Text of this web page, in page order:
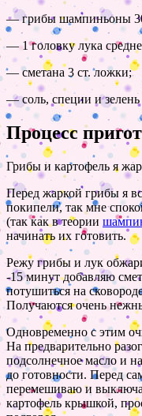
— грибы шампиньоны
— 1 головку лука
— сметана 3 ст. ложки;
— соль, специи и зелень
Процесс
Грибы и картофель я
Перед жаркой грибы я
покипели, так мне
(так как в теории
начинать их готовить.
Режу грибы и лук
-15 минут добавляю
потушиться на
Получаются очень
Одновременно с этим
На предварительно
подсолнечное масло и
до готовности. Перед
перемешиваю и
картофель крышкой,